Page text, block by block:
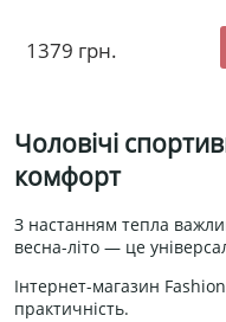
1379 грн.
Чоловічі
комфорт
З настанням тепла
весна-літо — це
Інтернет-магазин
практичність.